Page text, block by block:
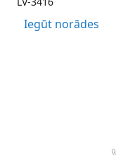
Iegūt norādes